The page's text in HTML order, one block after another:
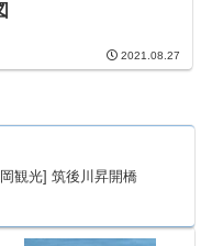
2021.08.27
観光] 筑後川昇開橋